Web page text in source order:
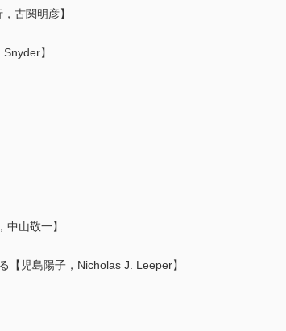
古関明彦】
】
山敬一】
児島陽子，Nicholas J. Leeper】